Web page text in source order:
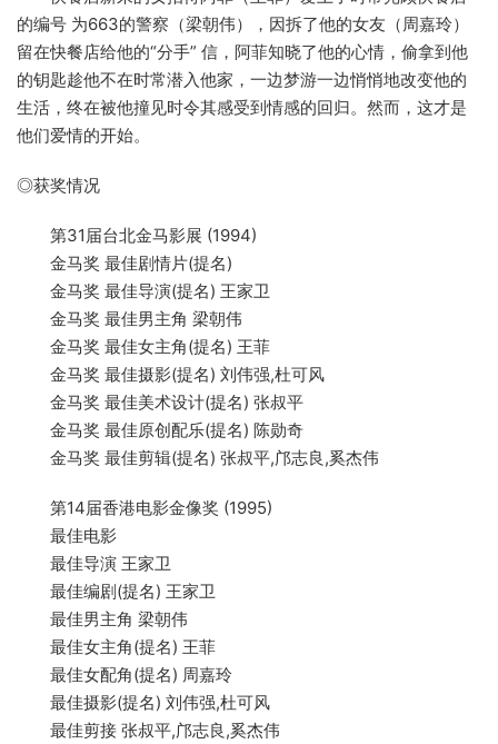
的编号 为663的警察（梁朝伟），因拆了他的女友（周嘉玲）
留在快餐店给他的“分手” 信，阿菲知晓了他的心情，偷拿到他
的钥匙趁他不在时常潜入他家，一边梦游一边悄悄地改变他的
生活，终在被他撞见时令其感受到情感的回归。然而，这才是
他们爱情的开始。
◎获奖情况
第31届台北金马影展 (1994)
金马奖 最佳剧情片(提名)
金马奖 最佳导演(提名) 王家卫
金马奖 最佳男主角 梁朝伟
金马奖 最佳女主角(提名) 王菲
金马奖 最佳摄影(提名) 刘伟强,杜可风
金马奖 最佳美术设计(提名) 张叔平
金马奖 最佳原创配乐(提名) 陈勋奇
金马奖 最佳剪辑(提名) 张叔平,邝志良,奚杰伟
第14届香港电影金像奖 (1995)
最佳电影
最佳导演 王家卫
最佳编剧(提名) 王家卫
最佳男主角 梁朝伟
最佳女主角(提名) 王菲
最佳女配角(提名) 周嘉玲
最佳摄影(提名) 刘伟强,杜可风
最佳剪接 张叔平,邝志良,奚杰伟